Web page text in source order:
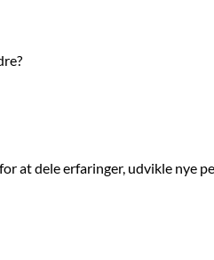
at dele erfaringer, udvikle nye